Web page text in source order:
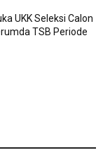
UKK Seleksi Calon
TSB Periode